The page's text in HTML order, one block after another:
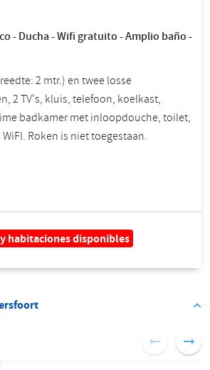
- Ducha - Wifi gratuito - Amplio baño -
2 mtr.) en twee losse
2 TV's, kluis, telefoon, koelkast,
badkamer met inloopdouche, toilet,
Roken is niet toegestaan.
habitaciones disponibles